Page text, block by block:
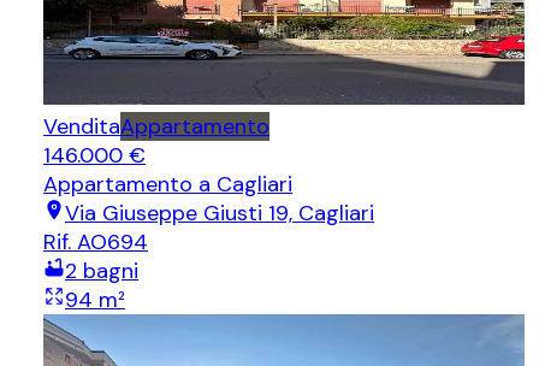
VenditaAppartamento
146.000 €
Appartamento a Cagliari
Via Giuseppe Giusti 19, Cagliari
Rif. AO694
2 bagni
94 m²